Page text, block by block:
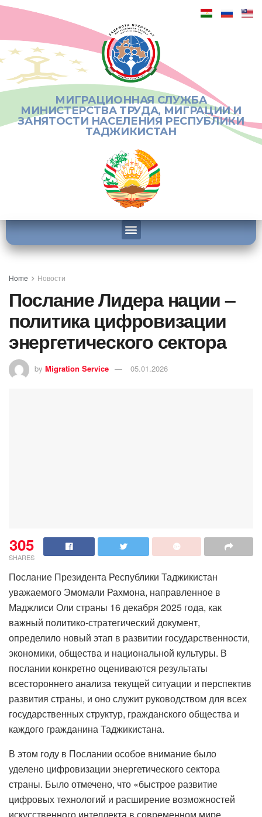
МИГРАЦИОННАЯ СЛУЖБА
МИНИСТЕРСТВА ТРУДА, МИГРАЦИИ И
ЗАНЯТОСТИ НАСЕЛЕНИЯ РЕСПУБЛИКИ
ТАДЖИКИСТАН
Home Новости
Послание Лидера нации –
политика цифровизации
энергетического сектора
by Migration Service 05.01.2026
305
SHARES
Послание Президента Республики Таджикистан
уважаемого Эмомали Рахмона, направленное в
Маджлиси Оли страны 16 декабря 2025 года, как
важный политико-стратегический документ,
определило новый этап в развитии государственности,
экономики, общества и национальной культуры. В
послании конкретно оцениваются результаты
всестороннего анализа текущей ситуации и перспектив
развития страны, и оно служит руководством для всех
государственных структур, гражданского общества и
каждого гражданина Таджикистана.
В этом году в Послании особое внимание было
уделено цифровизации энергетического сектора
страны. Было отмечено, что «быстрое развитие
цифровых технологий и расширение возможностей